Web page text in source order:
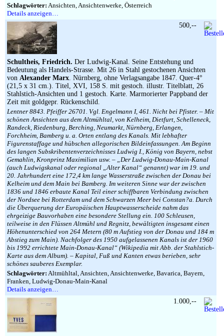
Schlagwörter: Ansichten, Ansichtenwerke, Österreich
Details anzeigen…
Schultheis, Friedrich. Der Ludwig-Kanal. Seine Entstehung und
Bedeutung als Handels-Strasse. Mit 26 in Stahl gestochenen Ansichten
von Alexander Marx. Nürnberg, ohne Verlagsangabe 1847. Quer-4°
(21,5 x 31 cm.). Titel, XVI, 158 S. mit gestoch. illustr. Titelblatt, 26
Stahlstich-Ansichten und 1 gestoch. Karte. Marmorierter Pappband der
Zeit mit goldgepr. Rückenschild.
Lentner 8843. Pfeiffer 26701. Vgl. Engelmann I, 461. Nicht bei Pfister. – Mit
schönen Ansichten aus dem Altmühltal, von Kelheim, Dietfurt, Schelleneck,
Randeck, Riedenburg, Berching, Neumarkt, Nürnberg, Erlangen,
Forchheim, Bamberg u. a. Orten entlang des Kanals. Mit lebhafter
Figurenstaffage und hübschen allegorischen Bildeinfassungen. Am Beginn
des langen Subskribentenverzeichnisses Ludwig I., König von Bayern, nebst
Gemahlin, Kronprinz Maximilian usw. – „Der Ludwig-Donau-Main-Kanal
(auch Ludwigskanal oder regional „Alter Kanal“ genannt) war im 19. und
20. Jahrhundert eine 172,4 km lange Wasserstraße zwischen der Donau bei
Kelheim und dem Main bei Bamberg. Im weiteren Sinne war der zwischen
1836 und 1846 erbaute Kanal Teil einer schiffbaren Verbindung zwischen
der Nordsee bei Rotterdam und dem Schwarzen Meer bei Constan?a. Durch
die Überquerung der Europäischen Hauptwasserscheide nahm das
ehrgeizige Bauvorhaben eine besondere Stellung ein. 100 Schleusen,
teilweise in den Flüssen Altmühl und Regnitz, bewältigten insgesamt einen
Höhenunterschied von 264 Metern (80 m Aufstieg von der Donau und 184 m
Abstieg zum Main). Nachfolger des 1950 aufgelassenen Kanals ist der 1960
bis 1992 errichtete Main-Donau-Kanal“ (Wikipedia mit Abb. der Stahlstich-
Karte aus dem Album). – Kapital, Fuß und Kanten etwas berieben, sehr
schönes sauberes Exemplar.
Schlagwörter: Altmühltal, Ansichten, Ansichtenwerke, Bavarica, Bayern,
Franken, Ludwig-Donau-Main-Kanal
Details anzeigen…
500,--
1.000,--